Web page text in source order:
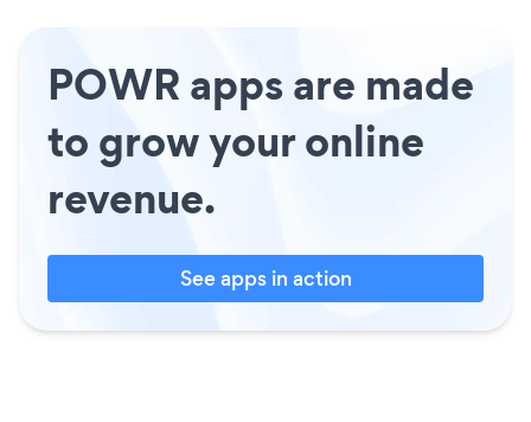
POWR apps are made
to grow your online
revenue.
See apps in action